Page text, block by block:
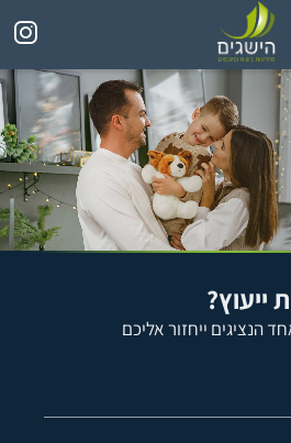
ייעוץ?
הנציגים ייחזור אליכם